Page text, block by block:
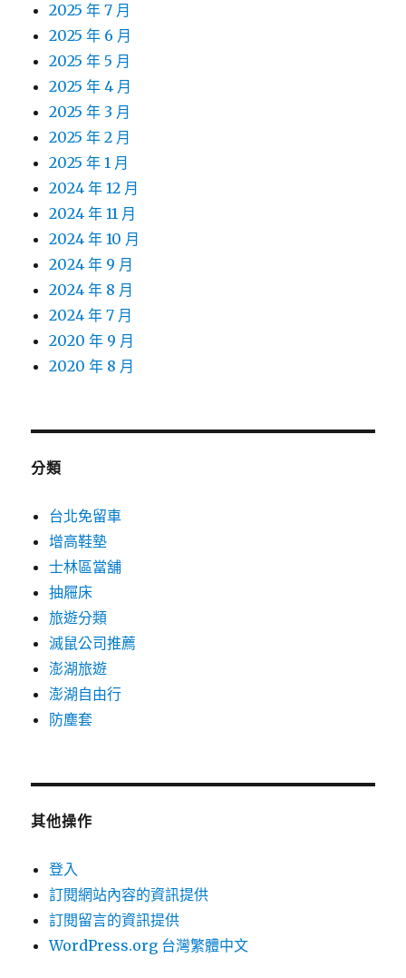
2025 年 7 月
2025 年 6 月
2025 年 5 月
2025 年 4 月
2025 年 3 月
2025 年 2 月
2025 年 1 月
2024 年 12 月
2024 年 11 月
2024 年 10 月
2024 年 9 月
2024 年 8 月
2024 年 7 月
2020 年 9 月
2020 年 8 月
分類
台北免留車
增高鞋墊
士林區當舖
抽屜床
旅遊分類
滅鼠公司推薦
澎湖旅遊
澎湖自由行
防塵套
其他操作
登入
訂閱網站內容的資訊提供
訂閱留言的資訊提供
WordPress.org 台灣繁體中文